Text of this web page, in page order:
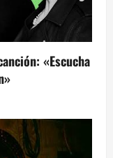
«Escucha